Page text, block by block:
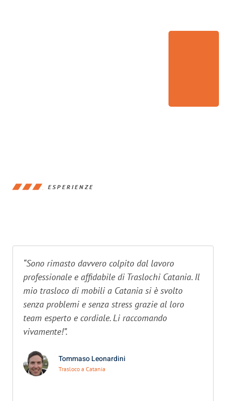
ESPERIENZE
“Sono rimasto davvero colpito dal lavoro
professionale e affidabile di Traslochi Catania. Il
mio trasloco di mobili a Catania si è svolto
senza problemi e senza stress grazie al loro
team esperto e cordiale. Li raccomando
vivamente!”.
Tommaso Leonardini
Trasloco a Catania